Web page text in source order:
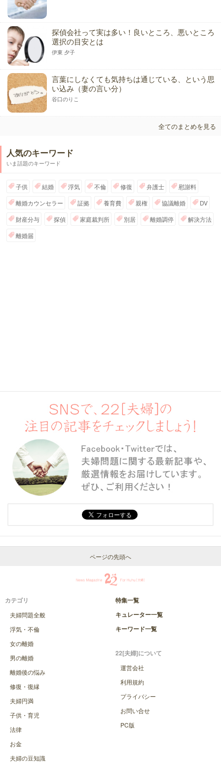
探偵会社って実は多い！良いところ、悪いところ
選択の目安とは
伊東 夕子
言葉にしなくても気持ちは通じている、という思
い込み（妻の言い分）
谷口のりこ
全てのまとめを見る
人気のキーワード
いま話題のキーワード
子供 結婚 浮気 不倫 修復 弁護士
慰謝料
離婚カウンセラー
証拠 養育費 親権 協議離婚
DV
財産分与
探偵 家庭裁判所 別居 離婚調停
解決方法
離婚届
ページの先頭へ
カテゴリ
夫婦問題全般
浮気・不倫
女の離婚
男の離婚
離婚後の悩み
修復・復縁
夫婦円満
子供・育児
法律
お金
夫婦の豆知識
特集一覧
キュレーター一覧
キーワード一覧
22[夫婦]について
運営会社
利用規約
プライバシー
お問い合せ
PC版